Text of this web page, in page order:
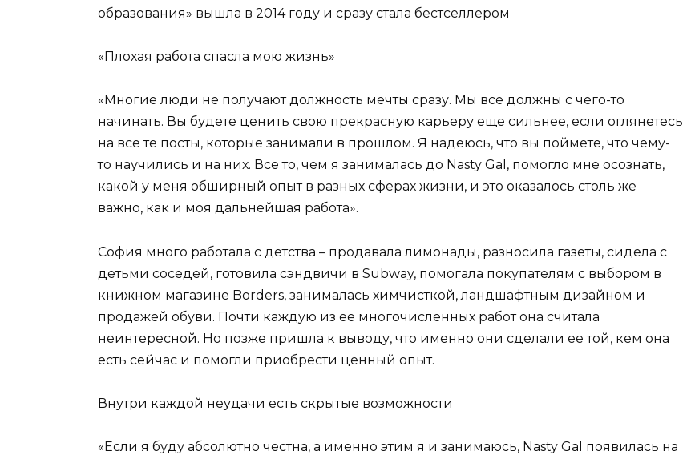
образования» вышла в 2014 году и сразу стала бестселлером
«Плохая работа спасла мою жизнь»
«Многие люди не получают должность мечты сразу. Мы все должны с чего-то
начинать. Вы будете ценить свою прекрасную карьеру еще сильнее, если оглянетесь
на все те посты, которые занимали в прошлом. Я надеюсь, что вы поймете, что чему-
то научились и на них. Все то, чем я занималась до Nasty Gal, помогло мне осознать,
какой у меня обширный опыт в разных сферах жизни, и это оказалось столь же
важно, как и моя дальнейшая работа».
София много работала с детства – продавала лимонады, разносила газеты, сидела с
детьми соседей, готовила сэндвичи в Subway, помогала покупателям с выбором в
книжном магазине Borders, занималась химчисткой, ландшафтным дизайном и
продажей обуви. Почти каждую из ее многочисленных работ она считала
неинтересной. Но позже пришла к выводу, что именно они сделали ее той, кем она
есть сейчас и помогли приобрести ценный опыт.
Внутри каждой неудачи есть скрытые возможности
«Если я буду абсолютно честна, а именно этим я и занимаюсь, Nasty Gal появилась на